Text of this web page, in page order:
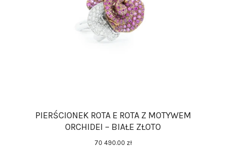
PIERŚCIONEK ROTA E ROTA Z MOTYWEM
ORCHIDEI – BIAŁE ZŁOTO
70 490.00 zł